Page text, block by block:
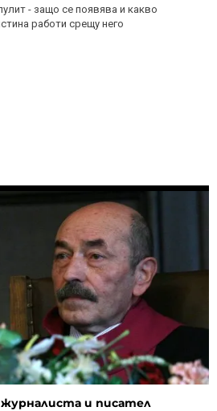
- защо се появява и какво
работи срещу него
и писател